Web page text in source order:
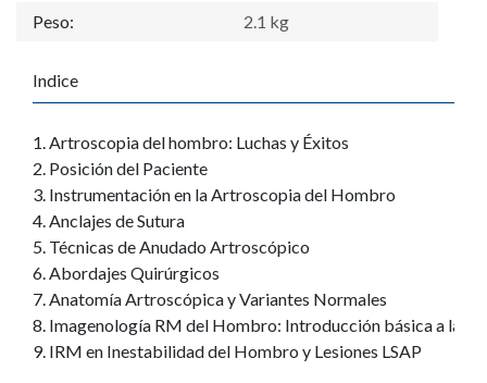
Peso:
2.1 kg
Indice
1. Artroscopia del hombro: Luchas y Éxitos
2. Posición del Paciente
3. Instrumentación en la Artroscopia del Hombro
4. Anclajes de Sutura
5. Técnicas de Anudado Artroscópico
6. Abordajes Quirúrgicos
7. Anatomía Artroscópica y Variantes Normales
8. Imagenología RM del Hombro: Introducción básica a la
9. IRM en Inestabilidad del Hombro y Lesiones LSAP